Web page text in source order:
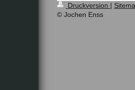
Druckversion |
© Jochen Enss